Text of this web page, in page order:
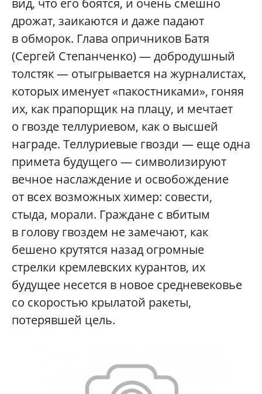
дрожат, заикаются и даже падают
в обморок. Глава опричников Батя
(Сергей Степанченко) — добродушный
толстяк — отыгрывается на журналистах,
которых именует «пакостниками», гоняя
их, как прапорщик на плацу, и мечтает
о гвозде теллуриевом, как о высшей
награде. Теллуриевые гвозди — еще одна
примета будущего — символизируют
вечное наслаждение и освобождение
от всех возможных химер: совести,
стыда, морали. Граждане с вбитым
в голову гвоздем не замечают, как
бешено крутятся назад огромные
стрелки кремлевских курантов, их
будущее несется в новое средневековье
со скоростью крылатой ракеты,
потерявшей цель.